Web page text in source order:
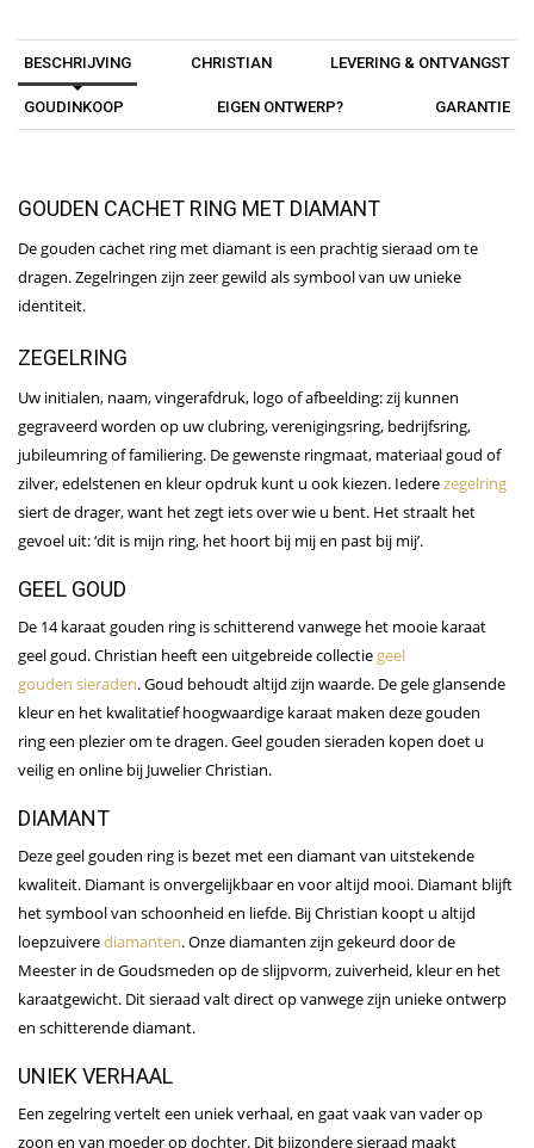
BESCHRIJVING CHRISTIAN LEVERING & ONTVANGST
GOUDINKOOP EIGEN ONTWERP? GARANTIE
GOUDEN CACHET RING MET DIAMANT
De gouden cachet ring met diamant is een prachtig sieraad om te
dragen. Zegelringen zijn zeer gewild als symbool van uw unieke
identiteit.
ZEGELRING
Uw initialen, naam, vingerafdruk, logo of afbeelding: zij kunnen
gegraveerd worden op uw clubring, verenigingsring, bedrijfsring,
jubileumring of familiering. De gewenste ringmaat, materiaal goud of
zilver, edelstenen en kleur opdruk kunt u ook kiezen. Iederezegelring
siert de drager, want het zegt iets over wie u bent. Het straalt het
gevoel uit: ‘dit is mijn ring, het hoort bij mij en past bij mij’.
GEEL GOUD
De 14 karaat gouden ring is schitterend vanwege het mooie karaat
geel goud. Christian heeft een uitgebreide collectie geel
gouden sieraden. Goud behoudt altijd zijn waarde. De gele glansende
kleur en het kwalitatief hoogwaardige karaat maken deze gouden
ring een plezier om te dragen. Geel gouden sieraden kopen doet u
veilig en online bij Juwelier Christian.
DIAMANT
Deze geel gouden ring is bezet met een diamant van uitstekende
kwaliteit. Diamant is onvergelijkbaar en voor altijd mooi. Diamant blijft
het symbool van schoonheid en liefde. Bij Christian koopt u altijd
loepzuiverediamanten. Onze diamanten zijn gekeurd door de
Meester in de Goudsmeden op de slijpvorm, zuiverheid, kleur en het
karaatgewicht. Dit sieraad valt direct op vanwege zijn unieke ontwerp
en schitterende diamant.
UNIEK VERHAAL
Een zegelring vertelt een uniek verhaal, en gaat vaak van vader op
zoon en van moeder op dochter. Dit bijzondere sieraad maakt